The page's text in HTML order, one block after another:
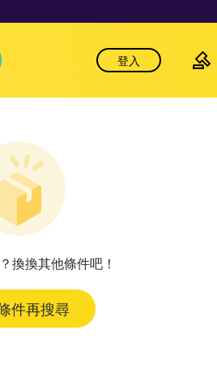
登入
換換其他條件吧！
件再搜尋